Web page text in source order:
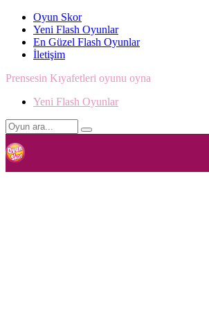
Oyun Skor
Yeni Flash Oyunlar
En Güzel Flash Oyunlar
İletişim
Prensesin Kıyafetleri oyunu oyna
Yeni Flash Oyunlar